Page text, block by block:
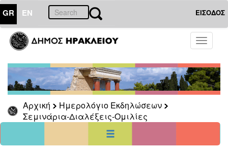
GR EN ΕΙΣΟΔΟΣ
Toggle
Αρχική
Ημερολόγιο Εκδηλώσεων
Σεμινάρια-Διαλέξεις-Ομιλίες
01Αύγουστος
2026
Δευ Τρι Τετ Πεμ Παρ Σαβ
1
9 10 11 12 13 14
15
16
17 18 19 20 21
22
29